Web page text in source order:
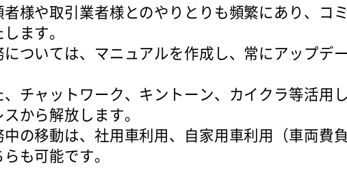
者様や取引業者様とのやりとりも頻繁にあり、コ
ます。
については、マニュアルを作成し、常にアップデ
、チャットワーク、キントーン、カイクラ等活用
スから解放します。
中の移動は、社用車利用、自家用車利用（車両費負
も可能です。